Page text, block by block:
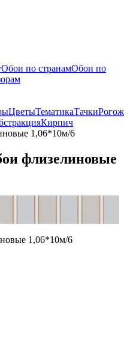
Обои по странамОбои по
ЦветыТематикаТачки
Кирпич
1,06*10м/6
флизелиновые
1,06*10м/6